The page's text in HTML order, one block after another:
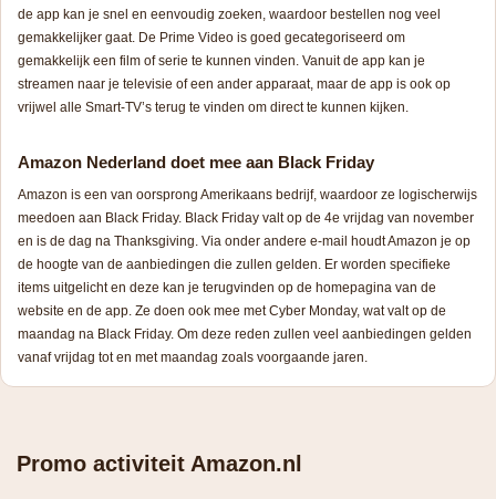
de app kan je snel en eenvoudig zoeken, waardoor bestellen nog veel
gemakkelijker gaat. De Prime Video is goed gecategoriseerd om
gemakkelijk een film of serie te kunnen vinden. Vanuit de app kan je
streamen naar je televisie of een ander apparaat, maar de app is ook op
vrijwel alle Smart-TV’s terug te vinden om direct te kunnen kijken.
Amazon Nederland doet mee aan Black Friday
Amazon is een van oorsprong Amerikaans bedrijf, waardoor ze logischerwijs
meedoen aan Black Friday. Black Friday valt op de 4e vrijdag van november
en is de dag na Thanksgiving. Via onder andere e-mail houdt Amazon je op
de hoogte van de aanbiedingen die zullen gelden. Er worden specifieke
items uitgelicht en deze kan je terugvinden op de homepagina van de
website en de app. Ze doen ook mee met Cyber Monday, wat valt op de
maandag na Black Friday. Om deze reden zullen veel aanbiedingen gelden
vanaf vrijdag tot en met maandag zoals voorgaande jaren.
Promo activiteit Amazon.nl